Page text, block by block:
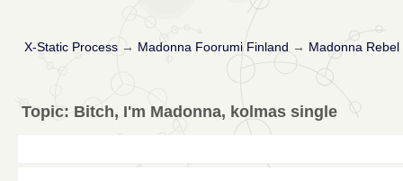
X-Static Process→ Madonna Foorumi Finland → Madonna
Topic: Bitch, I'm Madonna, kolmas single